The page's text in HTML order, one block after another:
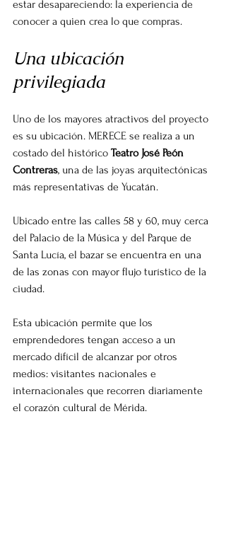
estar desapareciendo: la experiencia de
conocer a quien crea lo que compras.
Una ubicación
privilegiada
Uno de los mayores atractivos del proyecto
es su ubicación. MERECE se realiza a un
costado del histórico Teatro José Peón
Contreras, una de las joyas arquitectónicas
más representativas de Yucatán.
Ubicado entre las calles 58 y 60, muy cerca
del Palacio de la Música y del Parque de
Santa Lucía, el bazar se encuentra en una
de las zonas con mayor flujo turístico de la
ciudad.
Esta ubicación permite que los
emprendedores tengan acceso a un
mercado difícil de alcanzar por otros
medios: visitantes nacionales e
internacionales que recorren diariamente
el corazón cultural de Mérida.